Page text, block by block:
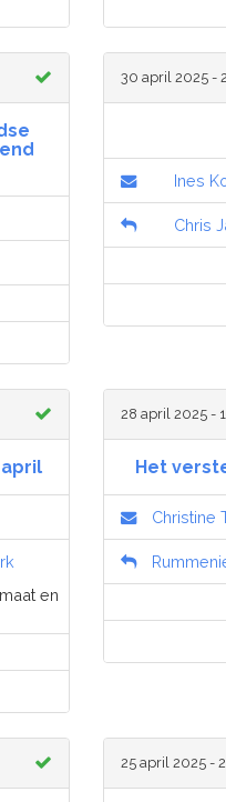
30 april 2025 -
Ines
Chris
en
28 april 2025 -
Het
Christine
25 april 2025 -